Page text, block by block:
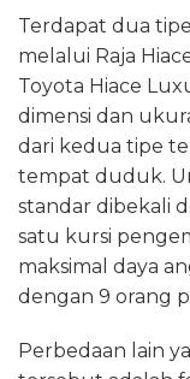
Terdapat dua
melalui Raja
Toyota Hiace
dimensi dan
dari kedua tipe
tempat duduk.
standar dibekali
satu kursi
maksimal daya
dengan 9 orang
Perbedaan lain